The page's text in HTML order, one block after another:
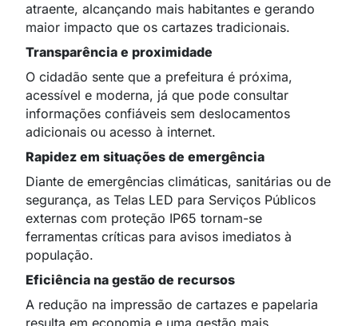
atraente, alcançando mais habitantes e gerando
maior impacto que os cartazes tradicionais.
Transparência e proximidade
O cidadão sente que a prefeitura é próxima,
acessível e moderna, já que pode consultar
informações confiáveis sem deslocamentos
adicionais ou acesso à internet.
Rapidez em situações de emergência
Diante de emergências climáticas, sanitárias ou de
segurança, as Telas LED para Serviços Públicos
externas com proteção IP65 tornam-se
ferramentas críticas para avisos imediatos à
população.
Eficiência na gestão de recursos
A redução na impressão de cartazes e papelaria